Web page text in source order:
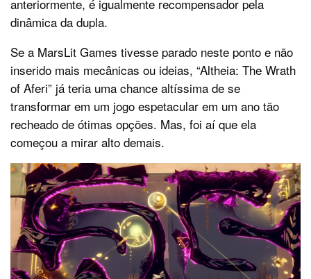
anteriormente, é igualmente recompensador pela
dinâmica da dupla.
Se a MarsLit Games tivesse parado neste ponto e não
inserido mais mecânicas ou ideias, “Altheia: The Wrath
of Aferi” já teria uma chance altíssima de se
transformar em um jogo espetacular em um ano tão
recheado de ótimas opções. Mas, foi aí que ela
começou a mirar alto demais.